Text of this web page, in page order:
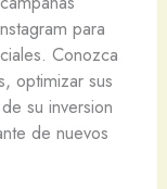
para
Conozca
optimizar sus
su inversion
de nuevos